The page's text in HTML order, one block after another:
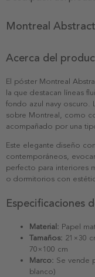
Montreal
Acerca del
El póster Montreal
la que destacan líneas
fondo azul navy oscuro.
sobre Montreal, como
acompañado por una
Este elegante diseño
contemporáneos,
perfecto para interiores
o dormitorios con
Especificaciones
Material: Papel
Tamaños: 21×30
70×100 cm
Marco: Se vende
blanco)